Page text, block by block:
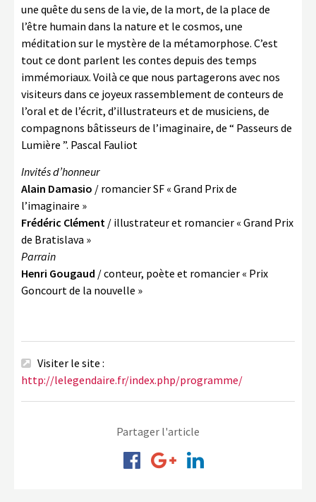
une quête du sens de la vie, de la mort, de la place de
l’être humain dans la nature et le cosmos, une
méditation sur le mystère de la métamorphose. C’est
tout ce dont parlent les contes depuis des temps
immémoriaux. Voilà ce que nous partagerons avec nos
visiteurs dans ce joyeux rassemblement de conteurs de
l’oral et de l’écrit, d’illustrateurs et de musiciens, de
compagnons bâtisseurs de l’imaginaire, de “ Passeurs de
Lumière ”. Pascal Fauliot
Invités d’honneur
Alain Damasio / romancier SF « Grand Prix de
l’imaginaire »
Frédéric Clément / illustrateur et romancier « Grand Prix
de Bratislava »
Parrain
Henri Gougaud / conteur, poète et romancier « Prix
Goncourt de la nouvelle »
Visiter le site :
http://lelegendaire.fr/index.php/programme/
Partager l'article